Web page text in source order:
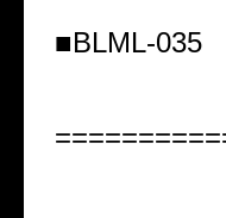
■BLML-035